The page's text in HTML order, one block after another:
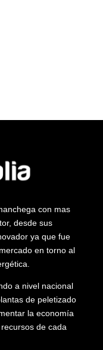
con mas
desde sus
ya que fue
en torno al
a nivel nacional
de peletizado
la economía
de cada